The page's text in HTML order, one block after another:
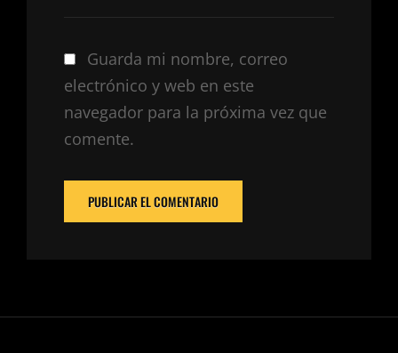
Guarda mi nombre, correo
electrónico y web en este
navegador para la próxima vez que
comente.